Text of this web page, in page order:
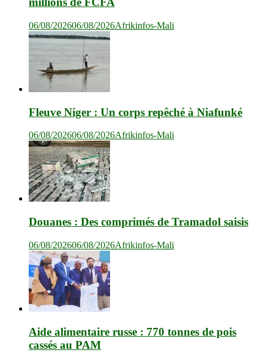
06/08/202606/08/2026Afrikinfos-Mali
Fleuve Niger : Un corps repêché à Niafunké
06/08/202606/08/2026Afrikinfos-Mali
Douanes : Des comprimés de Tramadol saisis
06/08/202606/08/2026Afrikinfos-Mali
Aide alimentaire russe : 770 tonnes de pois
cassés au PAM